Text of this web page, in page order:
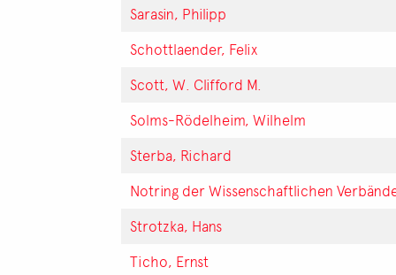
Sarasin, Philipp
Schottlaender, Felix
Scott, W. Clifford M.
Solms-Rödelheim, Wilhelm
Sterba, Richard
Notring der Wissenschaftlichen
Strotzka, Hans
Ticho, Ernst